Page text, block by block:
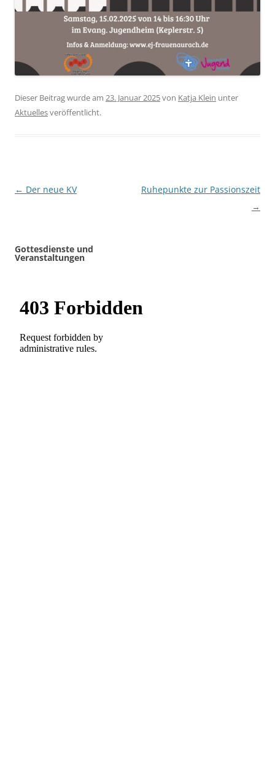
Dieser Beitrag wurde am 23. Januar 2025von Katja Klein unter
Aktuellesveröffentlicht.
Beitragsnavigation
← Der neue KV
Ruhepunkte zur Passionszeit
→
Gottesdienste und
Veranstaltungen